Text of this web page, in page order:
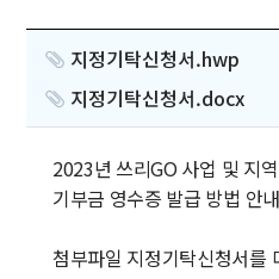
지정기탁신청서.hwp
지정기탁신청서.docx
2023년 쓰리GO 사업 및 지
기부금 영수증 발급 방법 안
첨부파일 지정기탁신청서를